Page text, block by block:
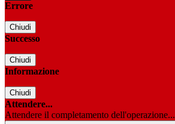
Errore
Chiudi
Successo
Chiudi
Informazione
Chiudi
Attendere...
Attendere il completamento dell'operazione...